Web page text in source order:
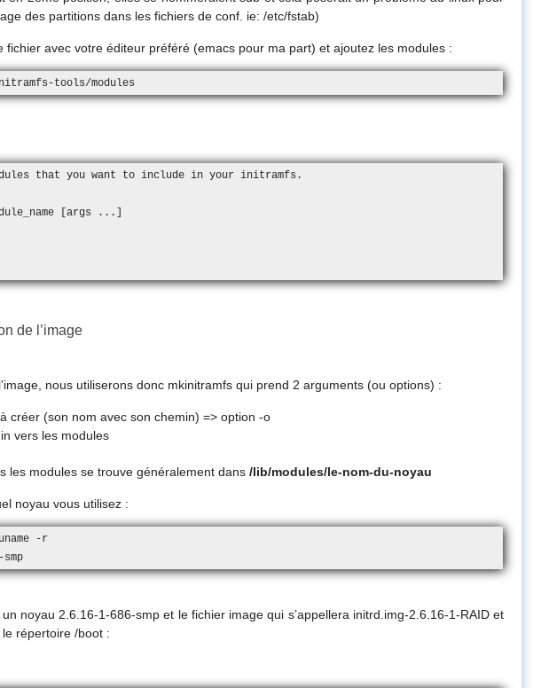
des partitions dans les fichiers de conf. ie: /etc/fstab)
fichier avec votre éditeur préféré (emacs pour ma part) et ajoutez les modules :
tools/modules
that you want to include in your initramfs.
[args ...]
de l’image
nous utiliserons donc mkinitramfs qui prend 2 arguments (ou options) :
à créer (son nom avec son chemin) => option -o
vers les modules
les modules se trouve généralement dans /lib/modules/le-nom-du-noyau
noyau vous utilisez :
-r
noyau 2.6.16-1-686-smp et le fichier image qui s’appellera initrd.img-2.6.16-1-RAID et
répertoire /boot :